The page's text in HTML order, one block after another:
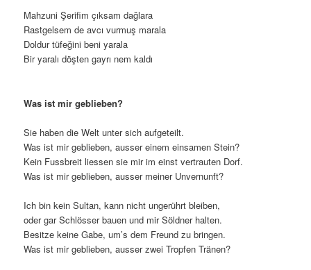
Mahzuni Şerifim çıksam dağlara
Rastgelsem de avcı vurmuş marala
Doldur tüfeğini beni yarala
Bir yaralı döşten gayrı nem kaldı
Was ist mir geblieben?
Sie haben die Welt unter sich aufgeteilt.
Was ist mir geblieben, ausser einem einsamen Stein?
Kein Fussbreit liessen sie mir im einst vertrauten Dorf.
Was ist mir geblieben, ausser meiner Unvernunft?
Ich bin kein Sultan, kann nicht ungerührt bleiben,
oder gar Schlösser bauen und mir Söldner halten.
Besitze keine Gabe, um’s dem Freund zu bringen.
Was ist mir geblieben, ausser zwei Tropfen Tränen?